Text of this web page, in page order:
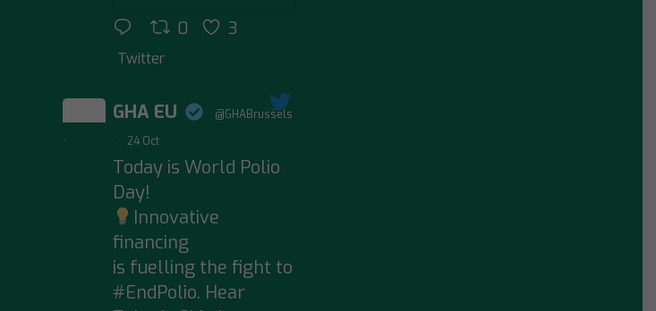
0 3
Twitter
;
GHA EU
@GHABrussels
·
24 Oct
Today is World Polio
Day!
Innovative
financing
is fuelling the fight to
#EndPolio. Hear